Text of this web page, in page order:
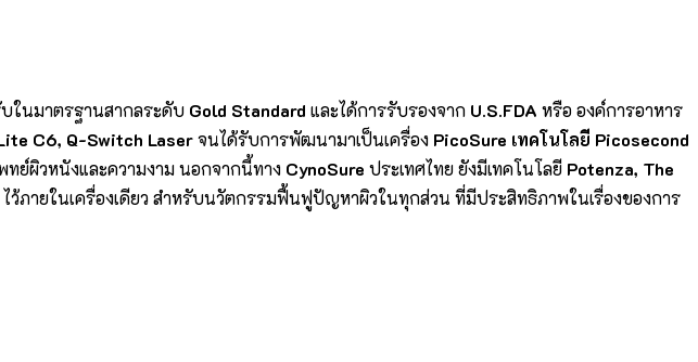
ในมาตรฐานสากลระดับ Gold Standard และได้การรับรองจาก U.S.FDA หรือ องค์การอาหาร
C6, Q-Switch Laserจนได้รับการพัฒนามาเป็นเครื่อง PicoSure เทคโนโลยี Picosecond
ทย์ผิวหนังและความงาม นอกจากนี้ทาง CynoSure ประเทศไทย ยังมีเทคโนโลยี Potenza, The
ไว้ภายในเครื่องเดียว สำหรับนวัตกรรมฟื้นฟูปัญหาผิวในทุกส่วน ที่มีประสิทธิภาพในเรื่องของการ